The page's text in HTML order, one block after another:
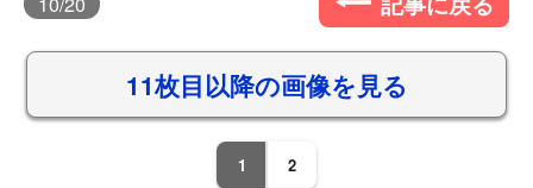
11枚目以降の画像を見る
1 2